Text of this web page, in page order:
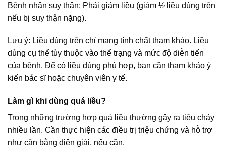
Bệnh nhân suy thận: Phải giảm liều (giảm ½ liều dùng trên
nếu bị suy thận nặng).
Lưu ý: Liều dùng trên chỉ mang tính chất tham khảo. Liều
dùng cụ thể tùy thuộc vào thể trạng và mức độ diễn tiến
của bệnh. Để có liều dùng phù hợp, bạn cần tham khảo ý
kiến bác sĩ hoặc chuyên viên y tế.
Làm gì khi dùng quá liều?
Trong những trường hợp quá liều thường gây ra tiêu chảy
nhiều lần. Cần thực hiện các điều trị triệu chứng và hỗ trợ
như cân bằng điện giải, nếu cần.